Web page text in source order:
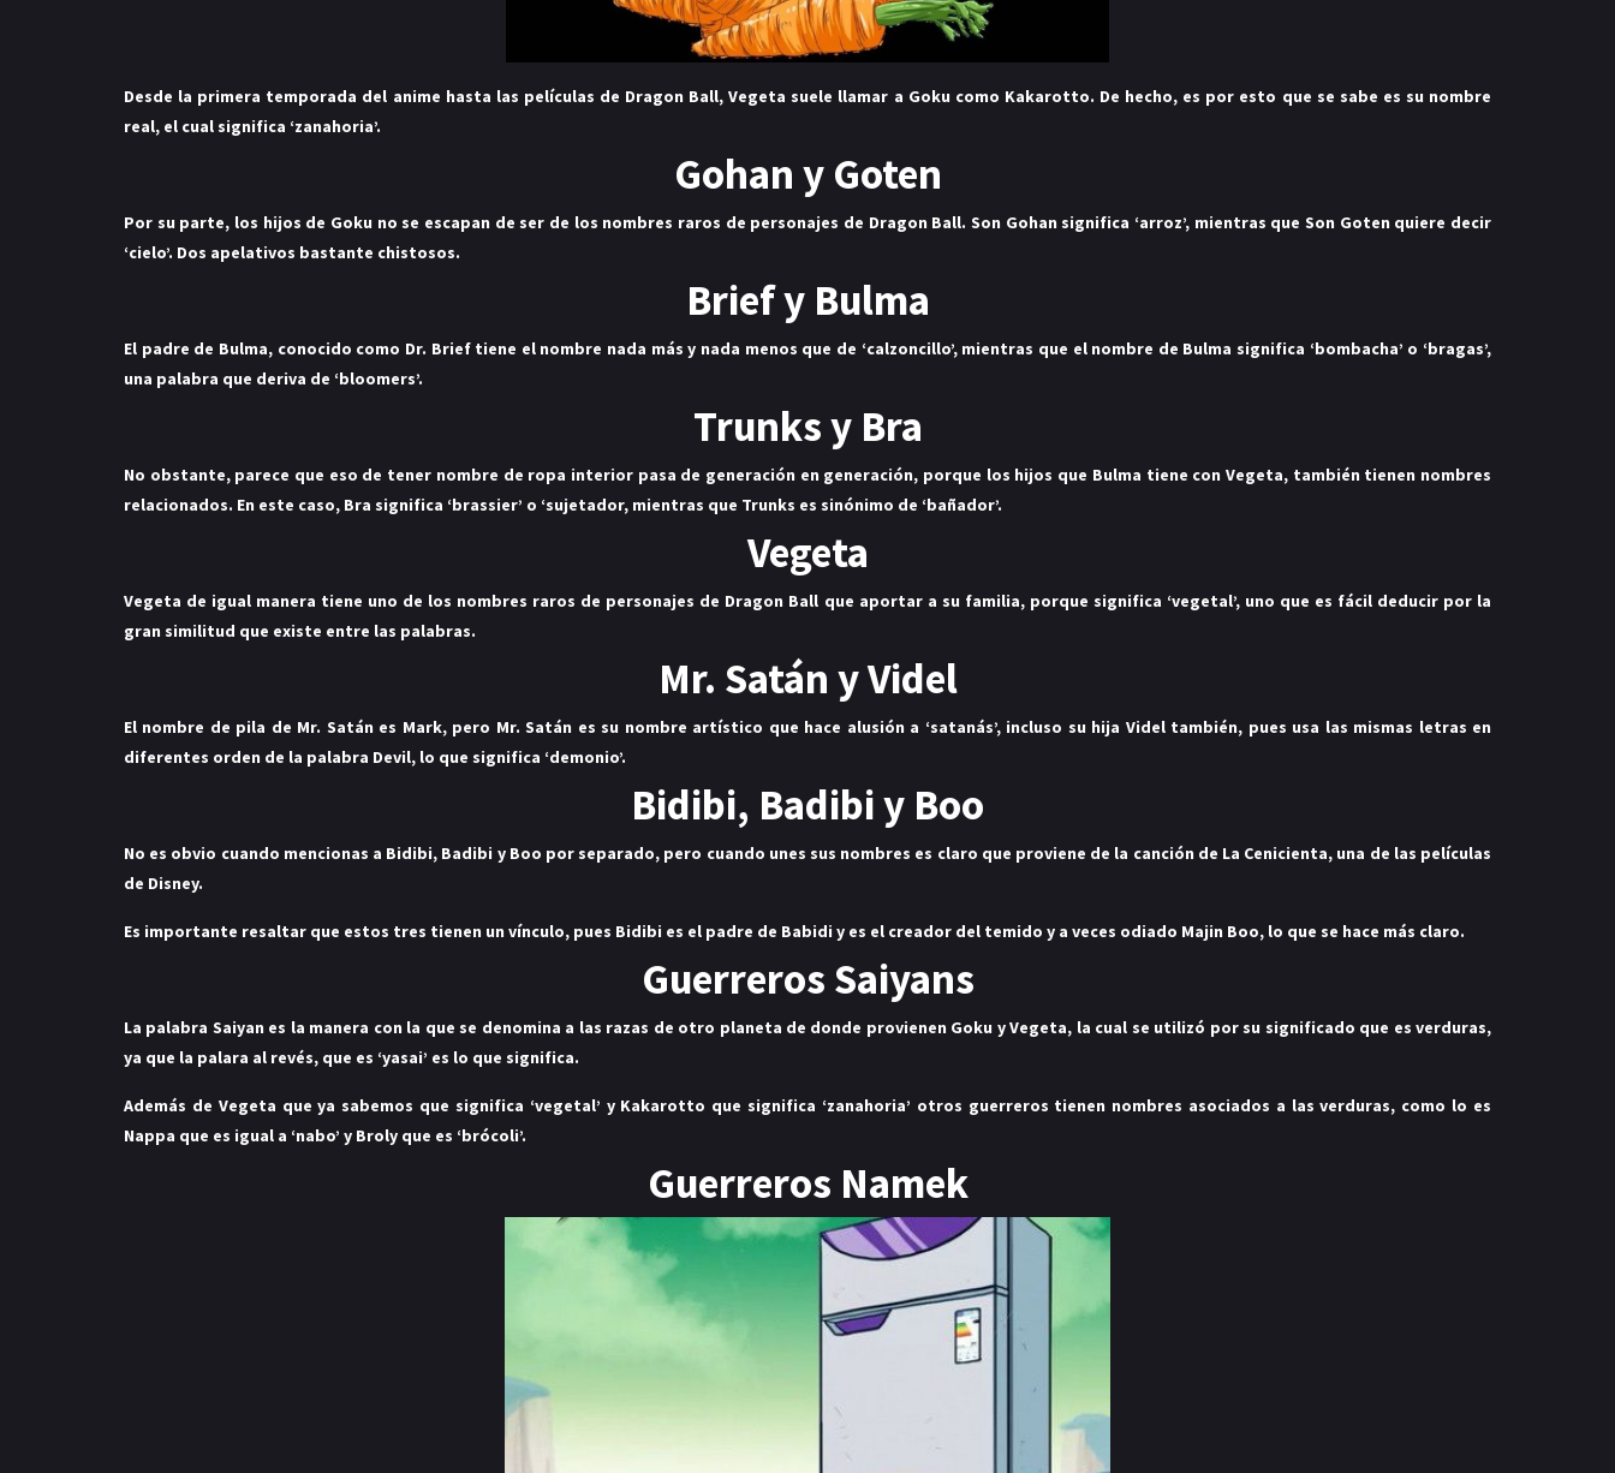
Desde la primera temporada del anime hasta las películas de Dragon Ball, Vegeta suele llamar a Goku como Kakarotto. De hecho, es por esto que se sabe es su nombre
real, el cual significa ‘zanahoria’.
Gohan y Goten
Por su parte, los hijos de Goku no se escapan de ser de los nombres raros de personajes de Dragon Ball. Son Gohan significa ‘arroz’, mientras que Son Goten quiere decir
‘cielo’. Dos apelativos bastante chistosos.
Brief y Bulma
El padre de Bulma, conocido como Dr. Brief tiene el nombre nada más y nada menos que de ‘calzoncillo’, mientras que el nombre de Bulma significa ‘bombacha’ o ‘bragas’,
una palabra que deriva de ‘bloomers’.
Trunks y Bra
No obstante, parece que eso de tener nombre de ropa interior pasa de generación en generación, porque los hijos que Bulma tiene con Vegeta, también tienen nombres
relacionados. En este caso, Bra significa ‘brassier’ o ‘sujetador, mientras que Trunks es sinónimo de ‘bañador’.
Vegeta
Vegeta de igual manera tiene uno de los nombres raros de personajes de Dragon Ball que aportar a su familia, porque significa ‘vegetal’, uno que es fácil deducir por la
gran similitud que existe entre las palabras.
Mr. Satán y Videl
El nombre de pila de Mr. Satán es Mark, pero Mr. Satán es su nombre artístico que hace alusión a ‘satanás’, incluso su hija Videl también, pues usa las mismas letras en
diferentes orden de la palabra Devil, lo que significa ‘demonio’.
Bidibi, Badibi y Boo
No es obvio cuando mencionas a Bidibi, Badibi y Boo por separado, pero cuando unes sus nombres es claro que proviene de la canción de La Cenicienta, una de las películas
de Disney.
Es importante resaltar que estos tres tienen un vínculo, pues Bidibi es el padre de Babidi y es el creador del temido y a veces odiado Majin Boo, lo que se hace más claro.
Guerreros Saiyans
La palabra Saiyan es la manera con la que se denomina a las razas de otro planeta de donde provienen Goku y Vegeta, la cual se utilizó por su significado que es verduras,
ya que la palara al revés, que es ‘yasai’ es lo que significa.
Además de Vegeta que ya sabemos que significa ‘vegetal’ y Kakarotto que significa ‘zanahoria’ otros guerreros tienen nombres asociados a las verduras, como lo es
Nappa que es igual a ‘nabo’ y Broly que es ‘brócoli’.
Guerreros Namek